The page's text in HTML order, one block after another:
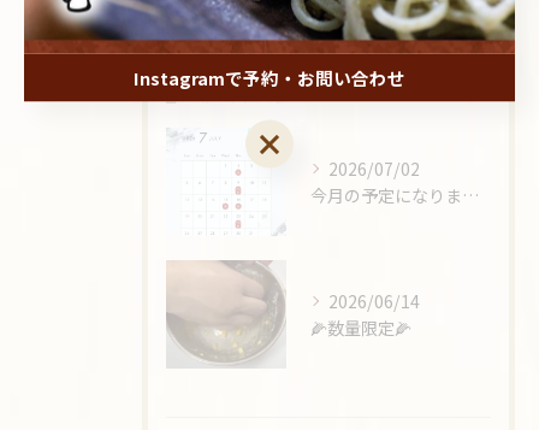
2026/08/01
2026/07/02
今月の予定になります🙇‍♂️
2026/06/14
🌽数量限定🌽
Instagramで予約・お問い合わせ
Instagramで予約・お問い合わせ